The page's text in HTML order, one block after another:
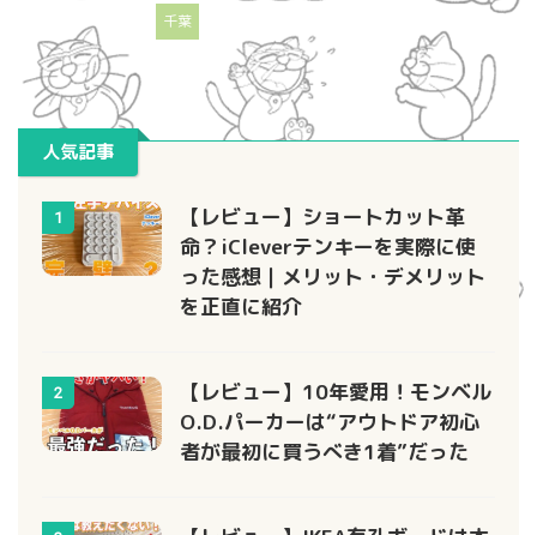
千葉
人気記事
1
【レビュー】ショートカット革
命？iCleverテンキーを実際に使
った感想｜メリット・デメリット
を正直に紹介
2
【レビュー】10年愛用！モンベル
O.D.パーカーは“アウトドア初心
者が最初に買うべき1着”だった